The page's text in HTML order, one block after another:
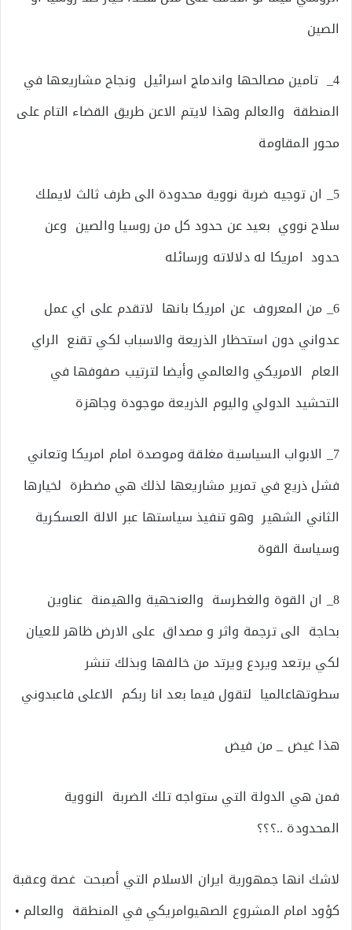
الصين
4_ تامين مصالحها واندماج اسرائيل ونجاح مشاريعها في
المنطقة والعالم وهذا لايتم الاعن طريق القضاء التام على
محور المقاومة
5_ ان توجيه ضربة نووية محدودة الى طرف ثالث لايملك
سلاح نووي بعيد عن حدود كل من روسيا والصين وعن
حدود امريكا له دلالاته ورسائله
6_ من المعروف عن امريكا بانها لاتقدم على اي عمل
عدواني دون استحظار الذريعة والاسباب لكي تقنع الراي
العام الامريكي والعالمي وأيضا لترتيب صفوفها في
التحشيد الدولي واليوم الذريعة موجودة وجاهزة
7_ الابواب السياسية مغلقة وموصدة امام امريكا وتعاني
فشل ذريع في تمرير مشاريعها لذلك هي مضطرة لخيارها
الثاني الشهير وهو تنفيذ سياستها عبر الالة العسكرية
وسياسة القوة
8_ ان القوة والغطرسة والعنحهية والهيمنة عناوين
بحاجة الى ترجمة واثر و مصداق على الارض ظاهر للعيان
لكي يرتعد ويردع ويرتد من خالفها وبذلك تنشر
سطوتهاعالميا لتقول فيما بعد انا ربكم الاعلى فاعبدوني
هذا غيض _ من فيض
فمن هي الدولة التي ستواجه تلك الضربة النووية
المحدودة ..؟؟؟
لاشك انها جمهورية ايران الاسلام التي أصبحت غصة وعقبة
كؤود امام المشروع الصهيوامريكي في المنطقة والعالم •